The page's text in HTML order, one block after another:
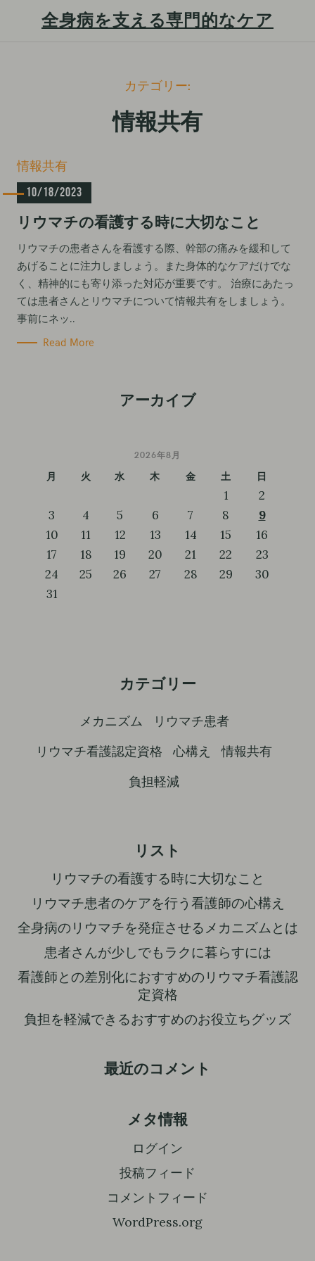
全身病を支える専門的なケア
カテゴリー:
情報共有
C
a
t
e
g
r
i
e
s
情報共有
10/18/2023
リウマチの看護する時に大切なこと
リウマチの患者さんを看護する際、幹部の痛みを緩和して
あげることに注力しましょう。また身体的なケアだけでな
く、精神的にも寄り添った対応が重要です。 治療にあたっ
ては患者さんとリウマチについて情報共有をしましょう。
事前にネッ..
Read More
アーカイブ
2026年8月
月 火 水 木 金 土 日
1
2
3
4 5 6 7 8
9
10
11 12 13 14 15
16
17
18 19 20 21 22
23
24
25 26 27 28 29
30
31
カテゴリー
メカニズム
リウマチ患者
リウマチ看護認定資格
心構え
情報共有
負担軽減
リスト
リウマチの看護する時に大切なこと
リウマチ患者のケアを行う看護師の心構え
全身病のリウマチを発症させるメカニズムとは
患者さんが少しでもラクに暮らすには
看護師との差別化におすすめのリウマチ看護認
定資格
負担を軽減できるおすすめのお役立ちグッズ
最近のコメント
メタ情報
ログイン
投稿フィード
コメントフィード
WordPress.org